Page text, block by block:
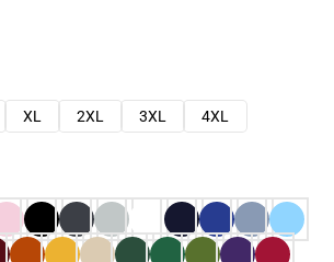
XL 2XL 3XL
4XL